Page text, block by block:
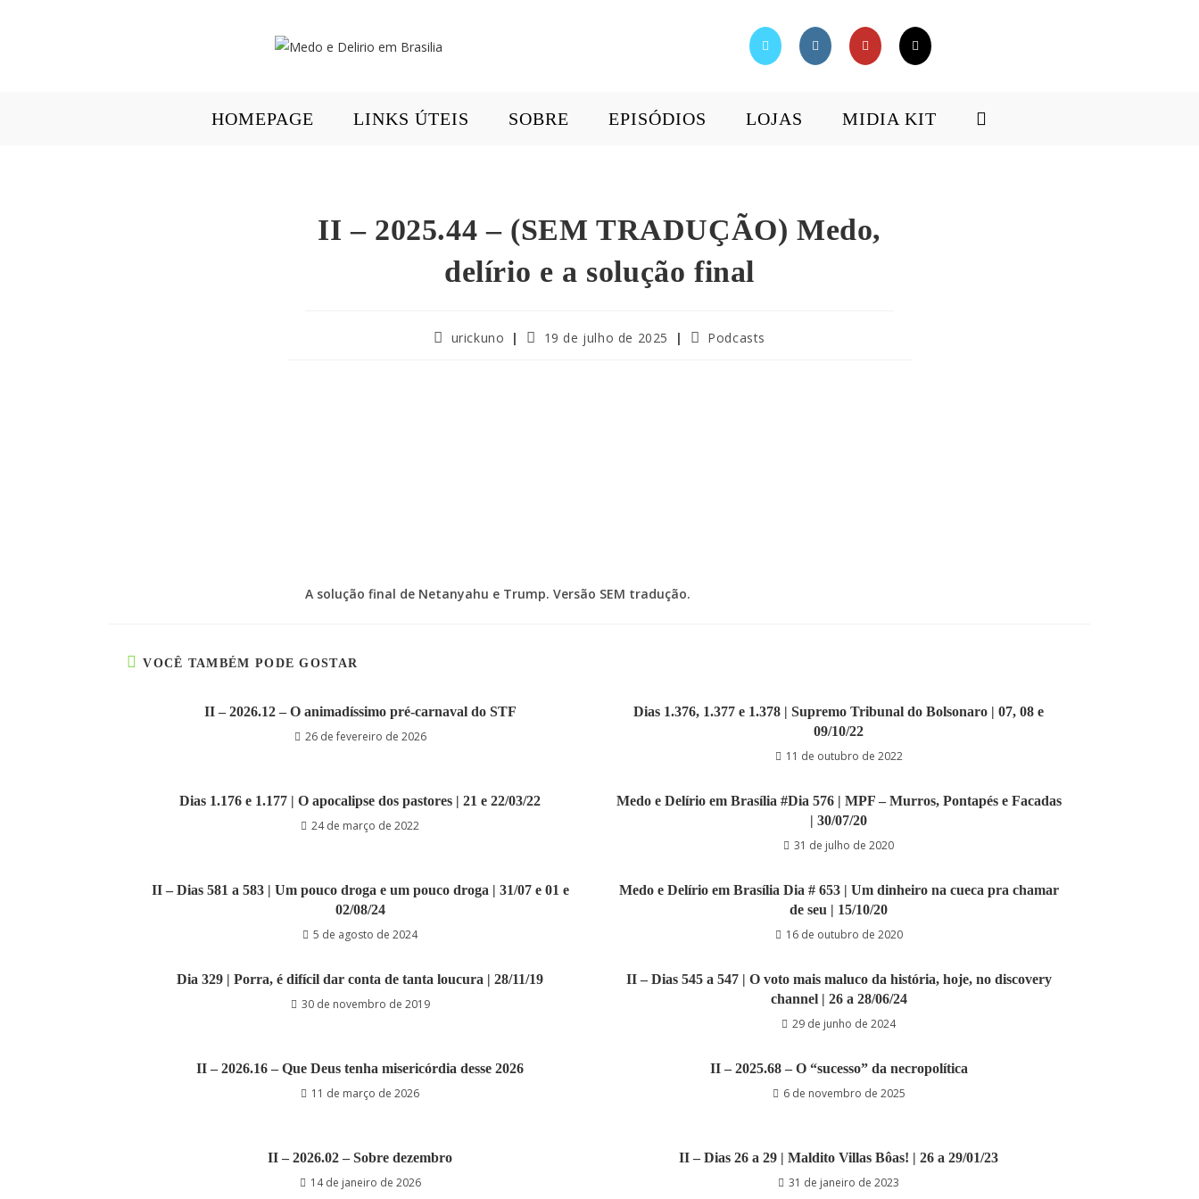
HOMEPAGE LINKS ÚTEIS SOBRE EPISÓDIOS LOJAS MIDIA KIT
II – 2025.44 – (SEM TRADUÇÃO) Medo,
delírio e a solução final
urickuno 19 de julho de 2025 Podcasts
A solução final de Netanyahu e Trump. Versão SEM tradução.
VOCÊ TAMBÉM PODE GOSTAR
II – 2026.12 – O animadíssimo pré-carnaval do STF
26 de fevereiro de 2026
Dias 1.376, 1.377 e 1.378 | Supremo Tribunal do Bolsonaro | 07, 08 e
09/10/22
11 de outubro de 2022
Dias 1.176 e 1.177 | O apocalipse dos pastores | 21 e 22/03/22
24 de março de 2022
Medo e Delírio em Brasília #Dia 576 | MPF – Murros, Pontapés e Facadas
| 30/07/20
31 de julho de 2020
II – Dias 581 a 583 | Um pouco droga e um pouco droga | 31/07 e 01 e
02/08/24
5 de agosto de 2024
Medo e Delírio em Brasília Dia # 653 | Um dinheiro na cueca pra chamar
de seu | 15/10/20
16 de outubro de 2020
Dia 329 | Porra, é difícil dar conta de tanta loucura | 28/11/19
30 de novembro de 2019
II – Dias 545 a 547 | O voto mais maluco da história, hoje, no discovery
channel | 26 a 28/06/24
29 de junho de 2024
II – 2026.16 – Que Deus tenha misericórdia desse 2026
11 de março de 2026
II – 2025.68 – O “sucesso” da necropolítica
6 de novembro de 2025
II – 2026.02 – Sobre dezembro
14 de janeiro de 2026
II – Dias 26 a 29 | Maldito Villas Bôas! | 26 a 29/01/23
31 de janeiro de 2023